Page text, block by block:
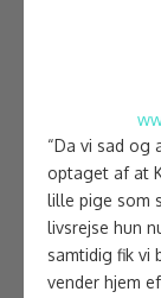
“Da vi sad og
optaget af at
lille pige som
livsrejse hun
samtidig fik vi
vender hjem